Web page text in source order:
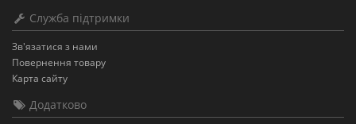
Служба підтримки
Зв'язатися з нами
Повернення товару
Карта сайту
Додатково